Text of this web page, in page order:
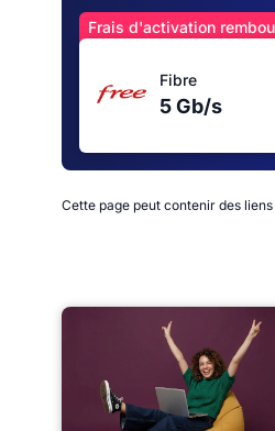
Frais d'activation
Fibre
5 Gb/s
Cette page peut contenir des liens